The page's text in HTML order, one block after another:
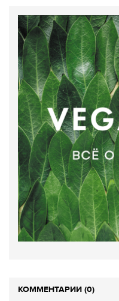
КОММЕНТАРИИ (0)